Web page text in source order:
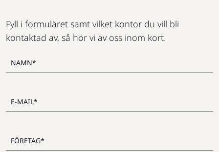
Fyll i formuläret samt vilket kontor du vill bli
kontaktad av, så hör vi av oss inom kort.